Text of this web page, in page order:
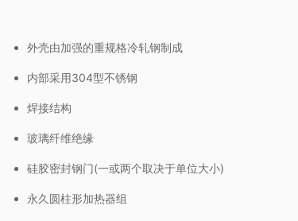
外壳由加强的重规格冷轧钢制成
内部采用304型不锈钢
焊接结构
玻璃纤维绝缘
硅胶密封钢门(一或两个取决于单位大小)
永久圆柱形加热器组